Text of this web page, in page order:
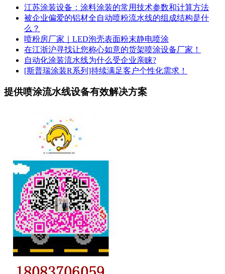
江苏涂装设备：涂料涂装的常用技术参数和计算方法
被企业偏爱的铝材全自动喷粉流水线的组成结构是什
么？
喷粉房厂家｜LED泡壳表面粉末静电喷涂
在江浙沪寻找让您称心如意的货架喷涂设备厂家！
自动化涂装流水线为什么受企业亲睐?
[斯普瑞涂装R系列]持续满足客户个性化需求！
提供喷涂流水线设备有效解决方案